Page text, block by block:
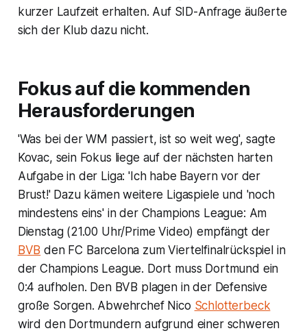
kurzer Laufzeit erhalten. Auf SID-Anfrage äußerte
sich der Klub dazu nicht.
Fokus auf die kommenden
Herausforderungen
'Was bei der WM passiert, ist so weit weg', sagte
Kovac, sein Fokus liege auf der nächsten harten
Aufgabe in der Liga: 'Ich habe Bayern vor der
Brust!' Dazu kämen weitere Ligaspiele und 'noch
mindestens eins' in der Champions League: Am
Dienstag (21.00 Uhr/Prime Video) empfängt der
BVB den FC Barcelona zum Viertelfinalrückspiel in
der Champions League. Dort muss Dortmund ein
0:4 aufholen. Den BVB plagen in der Defensive
große Sorgen. Abwehrchef Nico Schlotterbeck
wird den Dortmundern aufgrund einer schweren